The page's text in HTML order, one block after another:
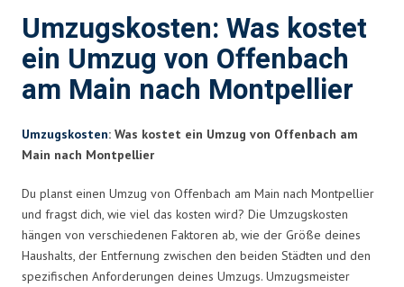
Umzugskosten: Was kostet
ein Umzug von Offenbach
am Main nach Montpellier
Umzugskosten: Was kostet ein Umzug von Offenbach am
Main nach Montpellier
Du planst einen Umzug von Offenbach am Main nach Montpellier
und fragst dich, wie viel das kosten wird? Die Umzugskosten
hängen von verschiedenen Faktoren ab, wie der Größe deines
Haushalts, der Entfernung zwischen den beiden Städten und den
spezifischen Anforderungen deines Umzugs. Umzugsmeister